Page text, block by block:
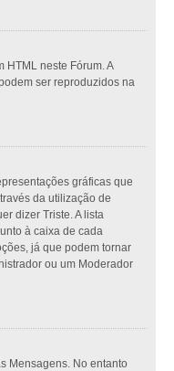
HTML neste Fórum. A
ser reproduzidos na
gráficas que
da utilização de
dizer Triste. A lista
à caixa de cada
já que podem tornar
ou um Moderador
Mensagens. No entanto